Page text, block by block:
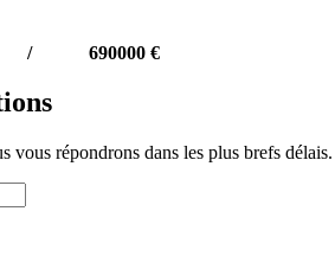
/ 690000 €
vous répondrons dans les plus brefs délais.